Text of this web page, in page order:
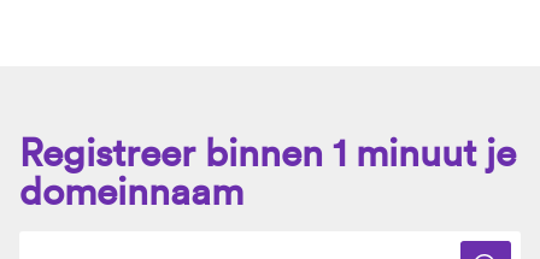
Registreer binnen 1 minuut je
domeinnaam